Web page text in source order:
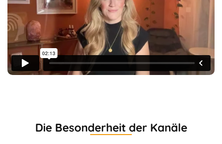
Die Besonderheit der Kanäle